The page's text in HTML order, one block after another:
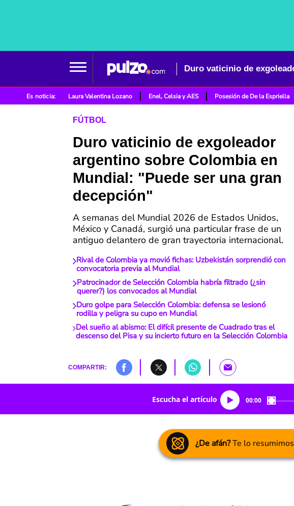
Es noticia: Laura Valentina Lozano Enel, Celsia y AES Posesión de De la Espriella
FÚTBOL
Duro vaticinio de exgoleador
argentino sobre Colombia en
Mundial: "Puede ser una gran
decepción"
A semanas del Mundial 2026 de Estados Unidos,
México y Canadá, surgió una particular frase de un
antiguo delantero de gran trayectoria internacional.
Rival de Colombia ya movió fichas: Uzbekistán sorprendió con
convocatoria previa al Mundial
Patrocinador de Selección Colombia habría filtrado (¿sin
querer?) los convocados al Mundial
Duro golpe para Selección Colombia: defensa se lesionó
rodilla y peligra su cupo en Mundial
Del sueño al abismo: El difícil presente de Cuadrado tras el
descenso del Pisa y su incierto futuro en la Selección Colombia
COMPARTIR:
Escucha el artículo 00:00
¿De afán?Te lo resumimos